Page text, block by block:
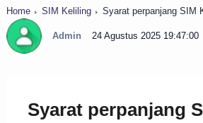
Home SIM Keliling Syarat perpanjang SIM
Admin 24 Agustus 2025 19:47:00
Syarat perpanjang